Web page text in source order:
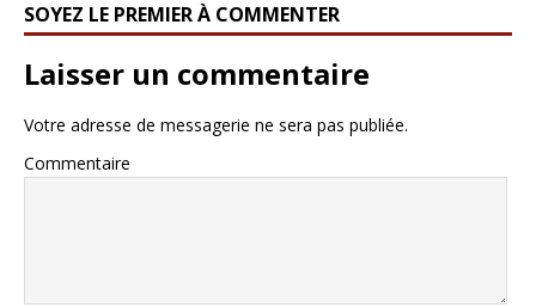
SOYEZ LE PREMIER À COMMENTER
Laisser un commentaire
Votre adresse de messagerie ne sera pas publiée.
Commentaire